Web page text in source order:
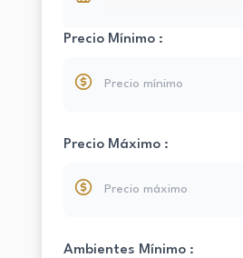
Precio Mínimo :
Precio Máximo :
Ambientes Mínimo :